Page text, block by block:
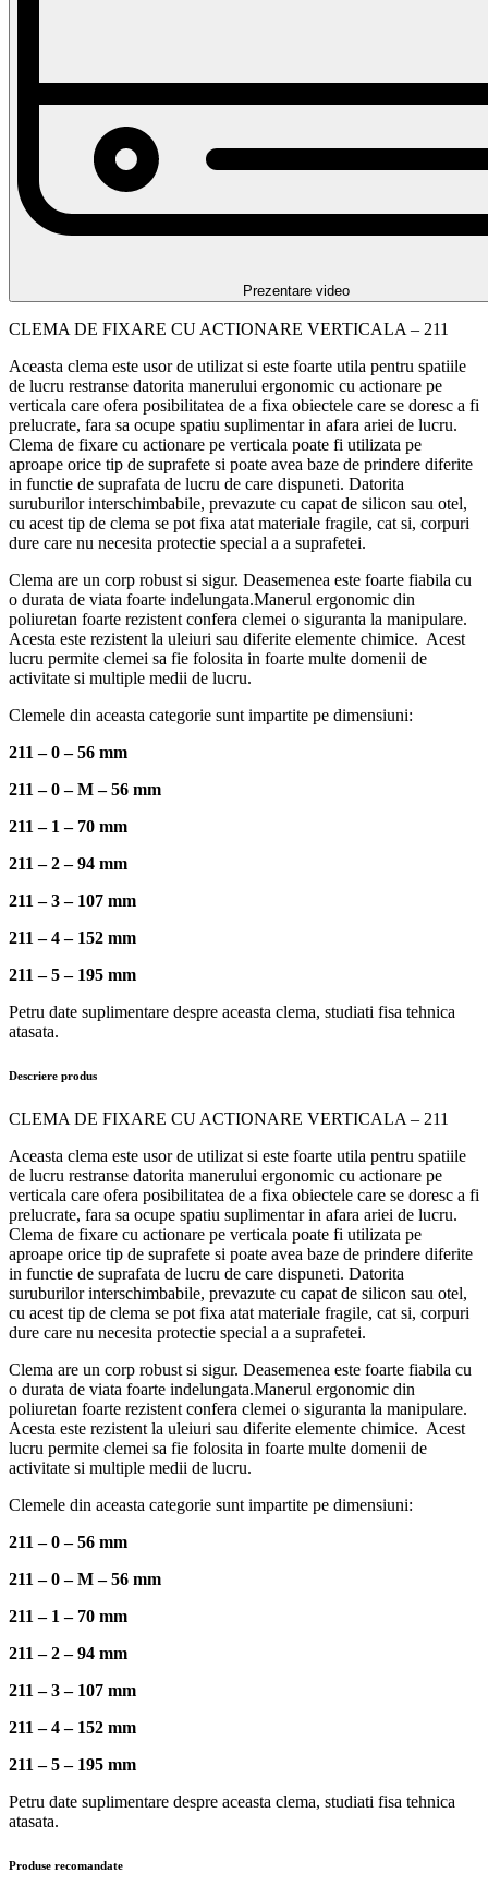
Prezentare video
CLEMA DE FIXARE CU ACTIONARE VERTICALA – 211
Aceasta clema este usor de utilizat si este foarte utila pentru spatiile
de lucru restranse datorita manerului ergonomic cu actionare pe
verticala care ofera posibilitatea de a fixa obiectele care se doresc a fi
prelucrate, fara sa ocupe spatiu suplimentar in afara ariei de lucru.
Clema de fixare cu actionare pe verticala poate fi utilizata pe
aproape orice tip de suprafete si poate avea baze de prindere diferite
in functie de suprafata de lucru de care dispuneti. Datorita
suruburilor interschimbabile, prevazute cu capat de silicon sau otel,
cu acest tip de clema se pot fixa atat materiale fragile, cat si, corpuri
dure care nu necesita protectie special a a suprafetei.
Clema are un corp robust si sigur. Deasemenea este foarte fiabila cu
o durata de viata foarte indelungata.Manerul ergonomic din
poliuretan foarte rezistent confera clemei o siguranta la manipulare.
Acesta este rezistent la uleiuri sau diferite elemente chimice. Acest
lucru permite clemei sa fie folosita in foarte multe domenii de
activitate si multiple medii de lucru.
Clemele din aceasta categorie sunt impartite pe dimensiuni:
211 – 0 – 56 mm
211 – 0 – M – 56 mm
211 – 1 – 70 mm
211 – 2 – 94 mm
211 – 3 – 107 mm
211 – 4 – 152 mm
211 – 5 – 195 mm
Petru date suplimentare despre aceasta clema, studiati fisa tehnica
atasata.
Descriere produs
CLEMA DE FIXARE CU ACTIONARE VERTICALA – 211
Aceasta clema este usor de utilizat si este foarte utila pentru spatiile
de lucru restranse datorita manerului ergonomic cu actionare pe
verticala care ofera posibilitatea de a fixa obiectele care se doresc a fi
prelucrate, fara sa ocupe spatiu suplimentar in afara ariei de lucru.
Clema de fixare cu actionare pe verticala poate fi utilizata pe
aproape orice tip de suprafete si poate avea baze de prindere diferite
in functie de suprafata de lucru de care dispuneti. Datorita
suruburilor interschimbabile, prevazute cu capat de silicon sau otel,
cu acest tip de clema se pot fixa atat materiale fragile, cat si, corpuri
dure care nu necesita protectie special a a suprafetei.
Clema are un corp robust si sigur. Deasemenea este foarte fiabila cu
o durata de viata foarte indelungata.Manerul ergonomic din
poliuretan foarte rezistent confera clemei o siguranta la manipulare.
Acesta este rezistent la uleiuri sau diferite elemente chimice. Acest
lucru permite clemei sa fie folosita in foarte multe domenii de
activitate si multiple medii de lucru.
Clemele din aceasta categorie sunt impartite pe dimensiuni:
211 – 0 – 56 mm
211 – 0 – M – 56 mm
211 – 1 – 70 mm
211 – 2 – 94 mm
211 – 3 – 107 mm
211 – 4 – 152 mm
211 – 5 – 195 mm
Petru date suplimentare despre aceasta clema, studiati fisa tehnica
atasata.
Produse recomandate